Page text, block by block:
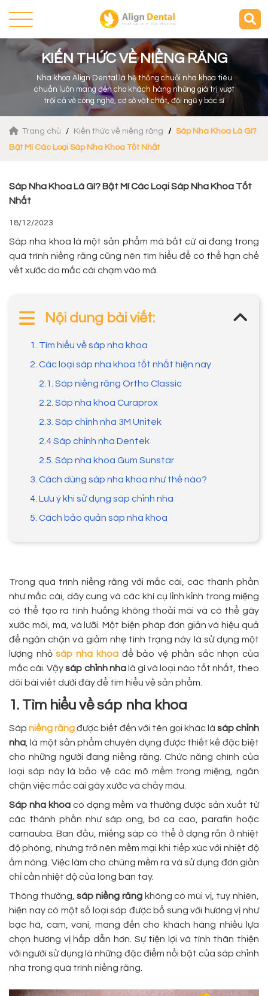
KIẾN THỨC VỀ NIỀNG RĂNG
Nha khoa Align Dental là hệ thống chuỗi nha khoa tiêu
chuẩn luôn mang đến cho khách hàng những giá trị vượt
trội cả về công nghệ, cơ sở vật chất, đội ngũ y bác sĩ
Trang chủ Kiến thức về niềng răng
Sáp Nha Khoa Là Gì?
Bật Mí Các Loại Sáp Nha Khoa Tốt Nhất
Sáp Nha Khoa Là Gì? Bật Mí Các Loại Sáp Nha Khoa Tốt
Nhất
18/12/2023
Sáp nha khoa là một sản phẩm mà bất cứ ai đang trong
quá trình niềng răng cũng nên tìm hiểu để có thể hạn chế
vết xước do mắc cài chạm vào má.
Nội dung bài viết:
1. Tìm hiểu về sáp nha khoa
2. Các loại sáp nha khoa tốt nhất hiện nay
2.1. Sáp niềng răng Ortho Classic
2.2. Sáp nha khoa Curaprox
2.3. Sáp chỉnh nha 3M Unitek
2.4 Sáp chỉnh nha Dentek
2.5. Sáp nha khoa Gum Sunstar
3. Cách dùng sáp nha khoa như thế nào?
4. Lưu ý khi sử dụng sáp chỉnh nha
5. Cách bảo quản sáp nha khoa
Trong quá trình niềng răng với mắc cài, các thành phần
như mắc cài, dây cung và các khí cụ lỉnh kỉnh trong miệng
có thể tạo ra tình huống không thoải mái và có thể gây
xước môi, má, và lưỡi. Một biện pháp đơn giản và hiệu quả
để ngăn chặn và giảm nhẹ tình trạng này là sử dụng một
lượng nhỏsáp nha khoađể bảo vệ phần sắc nhọn của
mắc cài. Vậysáp chỉnh nhalà gì và loại nào tốt nhất, theo
dõi bài viết dưới đây để tìm hiểu về sản phẩm.
1. Tìm hiểu về sáp nha khoa
Sáp niềng răngđược biết đến với tên gọi khác là sáp chỉnh
nha , là một sản phẩm chuyên dụng được thiết kế đặc biệt
cho những người đang niềng răng. Chức năng chính của
loại sáp này là bảo vệ các mô mềm trong miệng, ngăn
chặn việc mắc cài gây xước và chảy máu.
Sáp nha khoa có dạng mềm và thường được sản xuất từ
các thành phần như sáp ong, bơ ca cao, parafin hoặc
carnauba. Ban đầu, miếng sáp có thể ở dạng rắn ở nhiệt
độ phòng, nhưng trở nên mềm mại khi tiếp xúc với nhiệt độ
ấm nóng. Việc làm cho chúng mềm ra và sử dụng đơn giản
chỉ cần nhiệt độ của lòng bàn tay.
Thông thường,sáp niềng răngkhông có mùi vị, tuy nhiên,
hiện nay có một số loại sáp được bổ sung với hương vị như
bạc hà, cam, vani, mang đến cho khách hàng nhiều lựa
chọn hương vị hấp dẫn hơn. Sự tiện lợi và tính thân thiện
với người sử dụng là những đặc điểm nổi bật của sáp chỉnh
nha trong quá trình niềng răng.